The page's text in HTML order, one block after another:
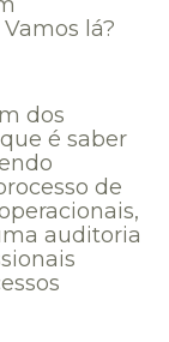
lá?
dos
é saber
de
auditoria